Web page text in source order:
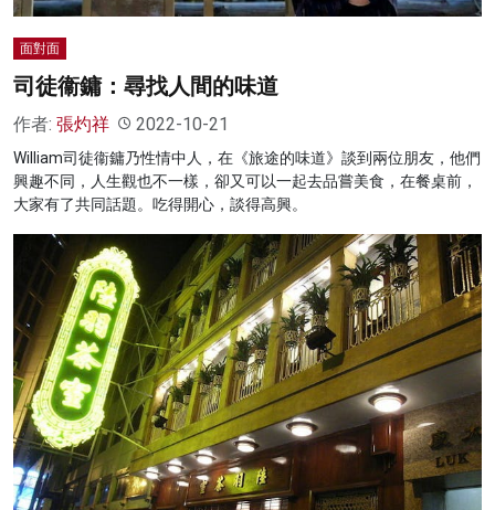
面對面
司徒衞鏞：尋找人間的味道
作者: 張灼祥 2022-10-21
William司徒衞鏞乃性情中人，在《旅途的味道》談到兩位朋友，他們
興趣不同，人生觀也不一樣，卻又可以一起去品嘗美食，在餐桌前，
大家有了共同話題。吃得開心，談得高興。